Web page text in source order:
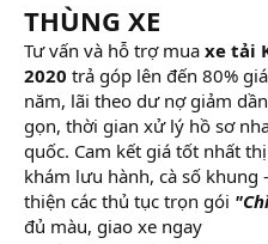
THÙNG XE
Tư vấn và hỗ trợ mua xe tải
2020 trả góp lên đến 80%
năm, lãi theo dư nợ giảm
gọn, thời gian xử lý hồ sơ
quốc. Cam kết giá tốt nhất
khám lưu hành, cà số khung
thiện các thủ tục trọn gói
đủ màu, giao xe ngay